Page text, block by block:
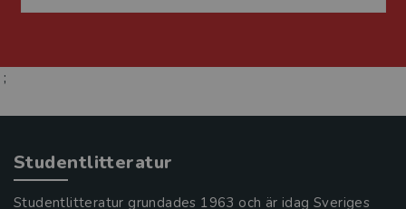
;
Studentlitteratur
Studentlitteratur grundades 1963 och är idag Sveriges